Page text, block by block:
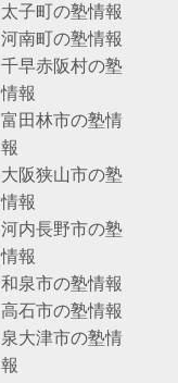
太子町の塾情報
河南町の塾情報
千早赤阪村の塾
情報
富田林市の塾情
報
大阪狭山市の塾
情報
河内長野市の塾
情報
和泉市の塾情報
高石市の塾情報
泉大津市の塾情
報